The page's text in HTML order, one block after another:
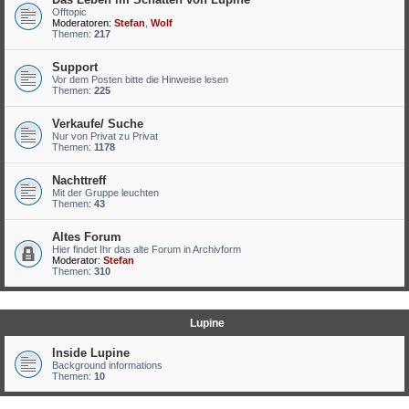
Offtopic
Moderatoren: Stefan Wolf
Themen: 217
Support
Vor dem Posten bitte die Hinweise lesen
Themen: 225
Verkaufe/ Suche
Nur von Privat zu Privat
Themen: 1178
Nachttreff
Mit der Gruppe leuchten
Themen: 43
Altes Forum
Hier findet Ihr das alte Forum in Archivform
Moderator: Stefan
Themen: 310
Lupine
Inside Lupine
Background informations
Themen: 10